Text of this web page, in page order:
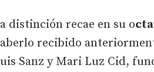
distinción recae en su o
recibido
Sanz y Mari Luz Cid,